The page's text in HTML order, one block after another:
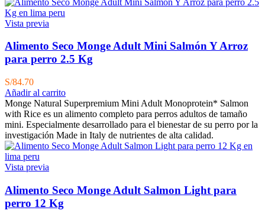
Vista previa
Alimento Seco Monge Adult Mini Salmón Y Arroz
para perro 2.5 Kg
S/84.70
Añadir al carrito
Monge Natural Superpremium Mini Adult Monoprotein* Salmon
with Rice es un alimento completo para perros adultos de tamaño
mini. Especialmente desarrollado para el bienestar de su perro por la
investigación Made in Italy de nutrientes de alta calidad.
Vista previa
Alimento Seco Monge Adult Salmon Light para
perro 12 Kg